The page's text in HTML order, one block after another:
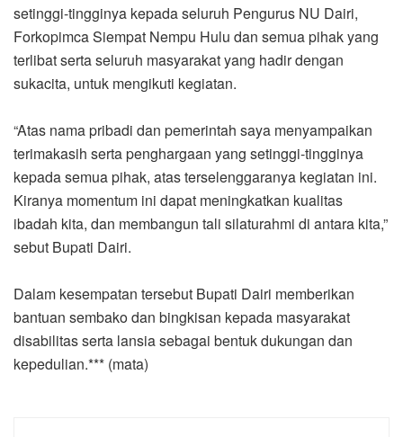
setinggi-tingginya kepada seluruh Pengurus NU Dairi,
Forkopimca Siempat Nempu Hulu dan semua pihak yang
terlibat serta seluruh masyarakat yang hadir dengan
sukacita, untuk mengikuti kegiatan.
“Atas nama pribadi dan pemerintah saya menyampaikan
terimakasih serta penghargaan yang setinggi-tingginya
kepada semua pihak, atas terselenggaranya kegiatan ini.
Kiranya momentum ini dapat meningkatkan kualitas
ibadah kita, dan membangun tali silaturahmi di antara kita,”
sebut Bupati Dairi.
Dalam kesempatan tersebut Bupati Dairi memberikan
bantuan sembako dan bingkisan kepada masyarakat
disabilitas serta lansia sebagai bentuk dukungan dan
kepedulian.*** (mata)